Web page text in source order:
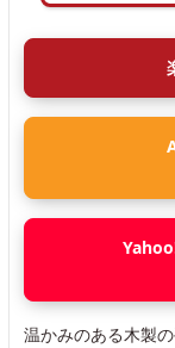
温かみのある木製